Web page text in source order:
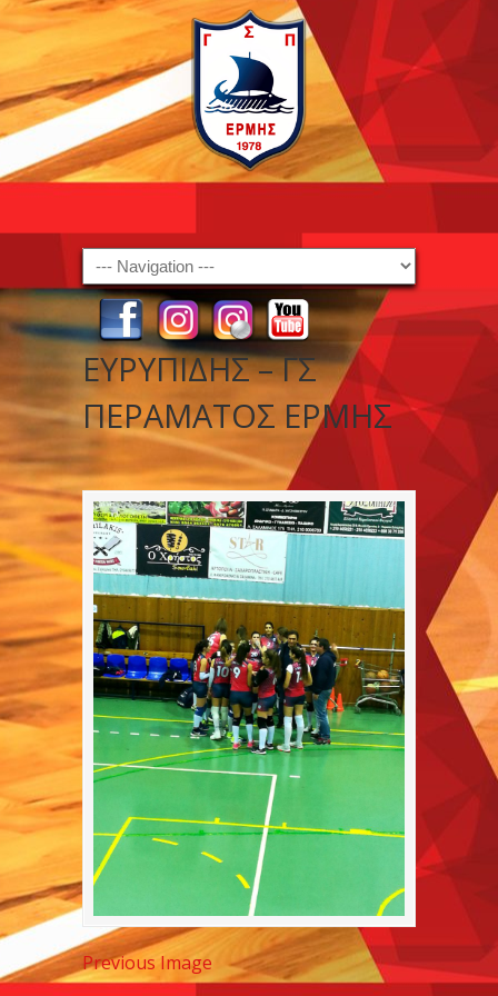
Navigation
ΕΥΡΥΠΙΔΗΣ – ΓΣ
ΠΕΡΑΜΑΤΟΣ ΕΡΜΗΣ
Previous Image